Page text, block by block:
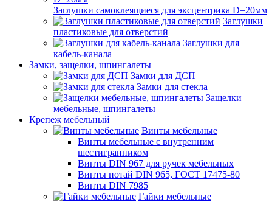
Заглушки самоклеящиеся для эксцентрика D=20мм
Заглушки
пластиковые для отверстий
Заглушки для
кабель-канала
Замки, защелки, шпингалеты
Замки для ДСП
Замки для стекла
Защелки
мебельные, шпингалеты
Крепеж мебельный
Винты мебельные
Винты мебельные с внутренним
шестигранником
Винты DIN 967 для ручек мебельных
Винты потай DIN 965, ГОСТ 17475-80
Винты DIN 7985
Гайки мебельные